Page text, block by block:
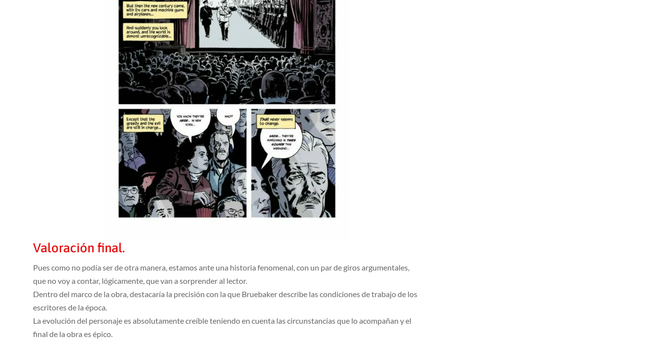
Valoración final.
Pues como no podía ser de otra manera, estamos ante una historia fenomenal, con un par de giros argumentales,
que no voy a contar, lógicamente, que van a sorprender al lector.
Dentro del marco de la obra, destacaría la precisión con la que Bruebaker describe las condiciones de trabajo de los
escritores de la época.
La evolución del personaje es absolutamente creíble teniendo en cuenta las circunstancias que lo acompañan y el
final de la obra es épico.